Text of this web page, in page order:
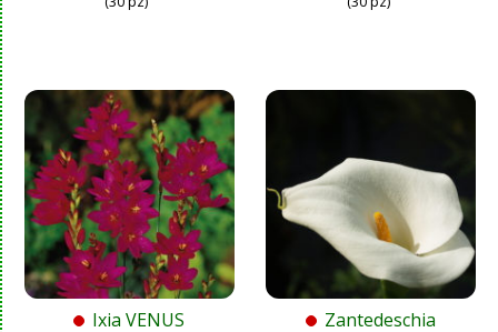
Ixia VENUS
Zantedeschia